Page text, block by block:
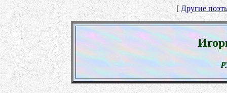
[ Другие